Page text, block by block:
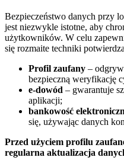
Bezpieczeństwo danych przy
jest niezwykle istotne, aby
użytkowników. W celu
się rozmaite techniki
Profil zaufany –
bezpieczną weryfikację
e-dowód – gwarantuje
aplikacji;
bankowość
się, używając danych
Przed użyciem profilu
regularna aktualizacja